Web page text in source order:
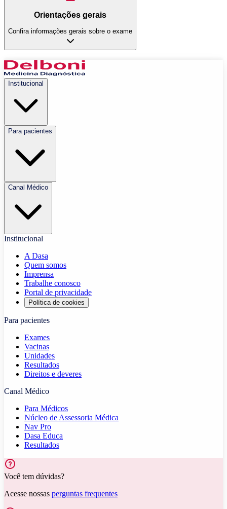
Orientações gerais
Confira informações gerais sobre o exame
Institucional
Para pacientes
Canal Médico
Institucional
A Dasa
Quem somos
Imprensa
Trabalhe conosco
Portal de privacidade
Política de cookies
Para pacientes
Exames
Vacinas
Unidades
Resultados
Direitos e deveres
Canal Médico
Para Médicos
Núcleo de Assessoria Médica
Nav Pro
Dasa Educa
Resultados
Você tem dúvidas?
Acesse nossas perguntas frequentes